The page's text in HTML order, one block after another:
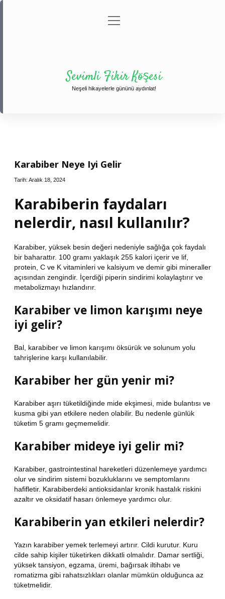
Gizlilik Politikası
menüyü
aç
Sevimli Fikir Köşesi
Neşeli hikayelerle gününü aydınlat!
Karabiber Neye Iyi Gelir
Tarih: Aralık 18, 2024
Karabiberin faydaları
nelerdir, nasıl kullanılır?
Karabiber, yüksek besin değeri nedeniyle sağlığa çok faydalı
bir baharattır. 100 gramı yaklaşık 255 kalori içerir ve lif,
protein, C ve K vitaminleri ve kalsiyum ve demir gibi mineraller
açısından zengindir. İçerdiği piperin sindirimi kolaylaştırır ve
metabolizmayı hızlandırır.
Karabiber ve limon karışımı neye
iyi gelir?
Bal, karabiber ve limon karışımı öksürük ve solunum yolu
tahrişlerine karşı kullanılabilir.
Karabiber her gün yenir mi?
Karabiber aşırı tüketildiğinde mide ekşimesi, mide bulantısı ve
kusma gibi yan etkilere neden olabilir. Bu nedenle günlük
tüketim 5 gramı geçmemelidir.
Karabiber mideye iyi gelir mi?
Karabiber, gastrointestinal hareketleri düzenlemeye yardımcı
olur ve sindirim sistemi bozukluklarını ve semptomlarını
hafifletir. Karabiberdeki antioksidanlar kronik hastalık riskini
azaltır ve oksidatif hasarı önlemeye yardımcı olur.
Karabiberin yan etkileri nelerdir?
Yazın karabiber yemek terlemeyi artırır. Cildi kurutur. Kuru
cilde sahip kişiler tüketirken dikkatli olmalıdır. Damar sertliği,
yüksek tansiyon, egzama, üremi, bağırsak iltihabı ve
romatizma gibi rahatsızlıkları olanlar mümkün olduğunca az
tüketmelidir.